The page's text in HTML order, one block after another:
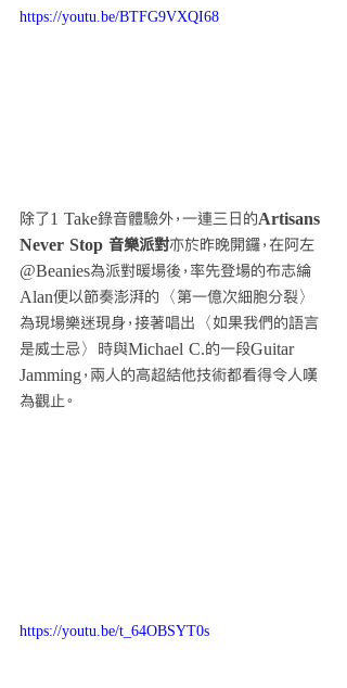
https://youtu.be/BTFG9VXQI68
除了1 Take錄音體驗外，一連三日的Artisans
Never Stop 音樂派對亦於昨晚開鑼，在阿左
@Beanies為派對暖場後，率先登場的布志綸
Alan便以節奏澎湃的〈第一億次細胞分裂〉
為現場樂迷現身，接著唱出〈如果我們的語言
是威士忌〉時與Michael C.的一段Guitar
Jamming，兩人的高超結他技術都看得令人嘆
為觀止。
https://youtu.be/t_64OBSYT0s